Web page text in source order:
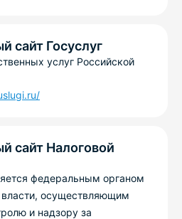
сайт Госуслуг
услуг Российской
сайт Налоговой
федеральным органом
власти, осуществляющим
и надзору за